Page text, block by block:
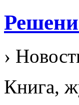
›
Книга,